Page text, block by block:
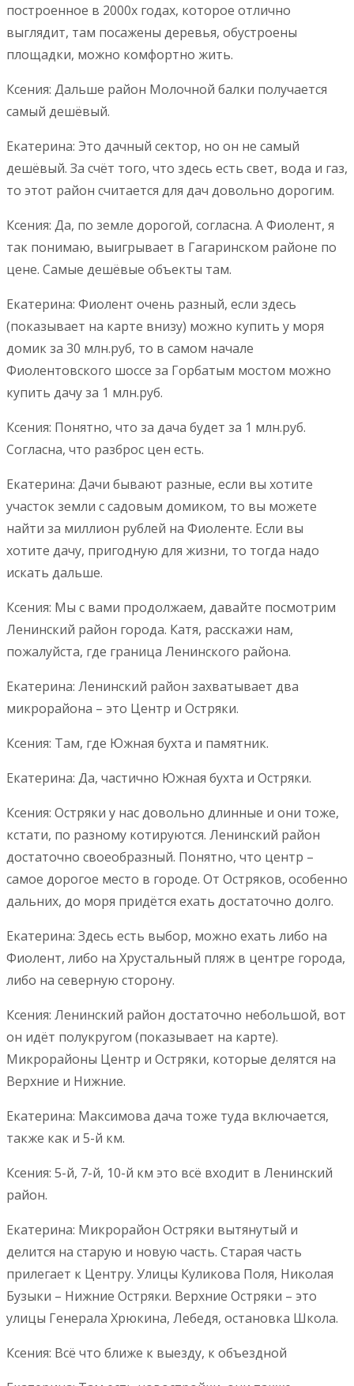
построенное в 2000х годах, которое отлично
выглядит, там посажены деревья, обустроены
площадки, можно комфортно жить.
Ксения: Дальше район Молочной балки получается
самый дешёвый.
Екатерина: Это дачный сектор, но он не самый
дешёвый. За счёт того, что здесь есть свет, вода и газ,
то этот район считается для дач довольно дорогим.
Ксения: Да, по земле дорогой, согласна. А Фиолент, я
так понимаю, выигрывает в Гагаринском районе по
цене. Самые дешёвые объекты там.
Екатерина: Фиолент очень разный, если здесь
(показывает на карте внизу) можно купить у моря
домик за 30 млн.руб, то в самом начале
Фиолентовского шоссе за Горбатым мостом можно
купить дачу за 1 млн.руб.
Ксения: Понятно, что за дача будет за 1 млн.руб.
Согласна, что разброс цен есть.
Екатерина: Дачи бывают разные, если вы хотите
участок земли с садовым домиком, то вы можете
найти за миллион рублей на Фиоленте. Если вы
хотите дачу, пригодную для жизни, то тогда надо
искать дальше.
Ксения: Мы с вами продолжаем, давайте посмотрим
Ленинский район города. Катя, расскажи нам,
пожалуйста, где граница Ленинского района.
Екатерина: Ленинский район захватывает два
микрорайона – это Центр и Остряки.
Ксения: Там, где Южная бухта и памятник.
Екатерина: Да, частично Южная бухта и Остряки.
Ксения: Остряки у нас довольно длинные и они тоже,
кстати, по разному котируются. Ленинский район
достаточно своеобразный. Понятно, что центр –
самое дорогое место в городе. От Остряков, особенно
дальних, до моря придётся ехать достаточно долго.
Екатерина: Здесь есть выбор, можно ехать либо на
Фиолент, либо на Хрустальный пляж в центре города,
либо на северную сторону.
Ксения: Ленинский район достаточно небольшой, вот
он идёт полукругом (показывает на карте).
Микрорайоны Центр и Остряки, которые делятся на
Верхние и Нижние.
Екатерина: Максимова дача тоже туда включается,
также как и 5-й км.
Ксения: 5-й, 7-й, 10-й км это всё входит в Ленинский
район.
Екатерина: Микрорайон Остряки вытянутый и
делится на старую и новую часть. Старая часть
прилегает к Центру. Улицы Куликова Поля, Николая
Бузыки – Нижние Остряки. Верхние Остряки – это
улицы Генерала Хрюкина, Лебедя, остановка Школа.
Ксения: Всё что ближе к выезду, к объездной